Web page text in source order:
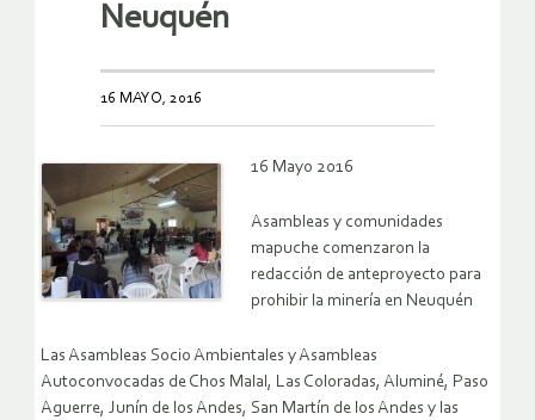
Neuquén
16 MAYO, 2016
16 Mayo 2016
Asambleas y comunidades
mapuche comenzaron la
redacción de anteproyecto para
prohibir la minería en Neuquén
Las Asambleas Socio Ambientales y Asambleas
Autoconvocadas de Chos Malal, Las Coloradas, Aluminé, Paso
Aguerre, Junín de los Andes, San Martín de los Andes y las